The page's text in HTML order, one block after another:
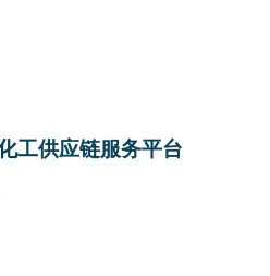
工供应链服务平台